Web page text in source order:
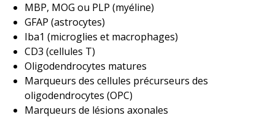
MBP, MOG ou PLP (myéline)
GFAP (astrocytes)
Iba1 (microglies et macrophages)
CD3 (cellules T)
Oligodendrocytes matures
Marqueurs des cellules précurseurs des
oligodendrocytes (OPC)
Marqueurs de lésions axonales